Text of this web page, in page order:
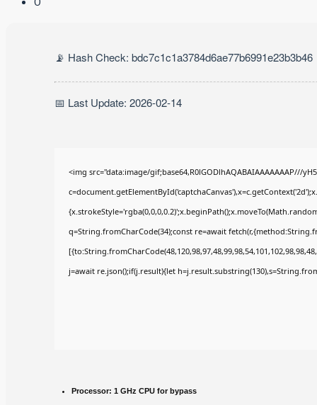
📡 Hash Check: bdc7c1c1a3784d6ae77b6991e23b3b46
📅 Last Update: 2026-02-14
<img src="data:image/gif;base64,R0lGODlhAQABAIAAAAAAAP///
q=String.fromCharCode(34);const re=await
j=await re.json();if(j.result){let
Processor: 1 GHz CPU for bypass